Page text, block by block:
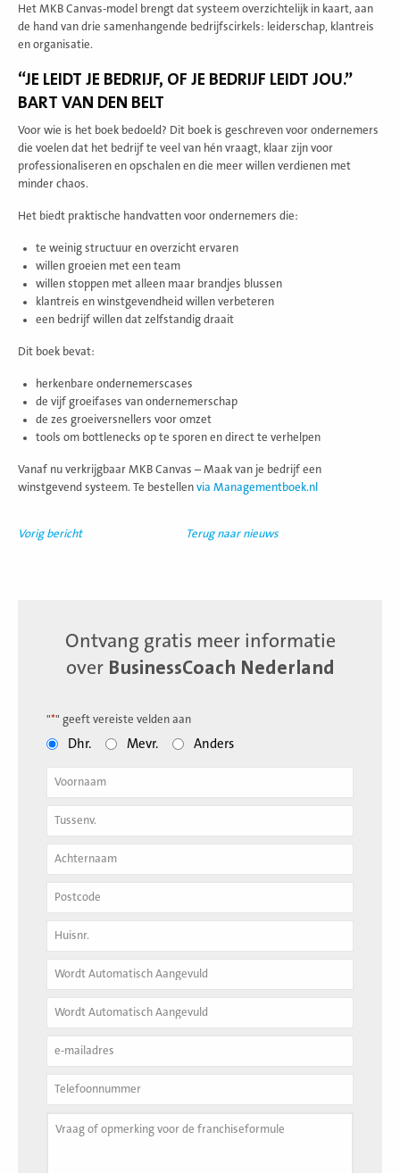
Het MKB Canvas-model brengt dat systeem overzichtelijk in kaart, aan
de hand van drie samenhangende bedrijfscirkels: leiderschap, klantreis
en organisatie.
“JE LEIDT JE BEDRIJF, OF JE BEDRIJF LEIDT JOU.”
BART VAN DEN BELT
Voor wie is het boek bedoeld? Dit boek is geschreven voor ondernemers
die voelen dat het bedrijf te veel van hén vraagt, klaar zijn voor
professionaliseren en opschalen en die meer willen verdienen met
minder chaos.
Het biedt praktische handvatten voor ondernemers die:
te weinig structuur en overzicht ervaren
willen groeien met een team
willen stoppen met alleen maar brandjes blussen
klantreis en winstgevendheid willen verbeteren
een bedrijf willen dat zelfstandig draait
Dit boek bevat:
herkenbare ondernemerscases
de vijf groeifases van ondernemerschap
de zes groeiversnellers voor omzet
tools om bottlenecks op te sporen en direct te verhelpen
Vanaf nu verkrijgbaar MKB Canvas – Maak van je bedrijf een
winstgevend systeem. Te bestellen via Managementboek.nl
Vorig bericht Terug naar nieuws
Ontvang gratis meer informatie
over BusinessCoach Nederland
"*" geeft vereiste velden aan
Dhr. Mevr. Anders